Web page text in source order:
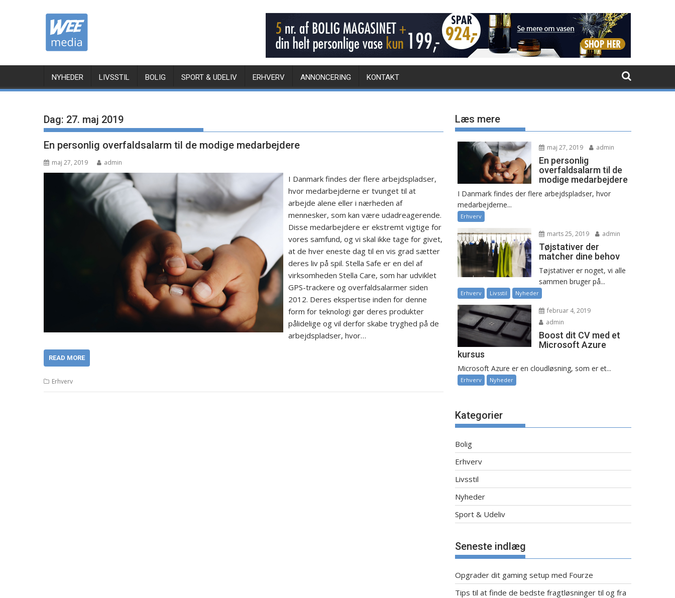
NYHEDER LIVSSTIL BOLIG SPORT & UDELIV ERHVERV ANNONCERING KONTAKT
Dag: 27. maj 2019
En personlig overfaldsalarm til de modige medarbejdere
maj 27, 2019 admin
I Danmark findes der flere arbejdspladser,
hvor medarbejderne er tvunget til at
arbejde alene eller i nærheden af
mennesker, som kan være udadreagerende.
Disse medarbejdere er ekstremt vigtige for
vores samfund, og vi skal ikke tage for givet,
at de hver eneste dag til en vis grad sætter
deres liv på spil. Stella Safe er en del af
virksomheden Stella Care, som har udviklet
GPS-trackere og overfaldsalarmer siden
2012. Deres ekspertise inden for denne
form for teknologi gør deres produkter
pålidelige og vil derfor skabe tryghed på de
arbejdspladser, hvor…
READ MORE
Erhverv
Læs mere
maj 27, 2019 admin
En personlig
overfaldsalarm til de
modige medarbejdere
I Danmark findes der flere arbejdspladser, hvor
medarbejderne...
Erhverv
marts 25, 2019 admin
Tøjstativer der
matcher dine behov
Tøjstativer er noget, vi alle
sammen bruger på...
Erhverv Livsstil Nyheder
februar 4, 2019
admin
Boost dit CV med et
Microsoft Azure
kursus
Microsoft Azure er en cloudløsning, som er et...
Erhverv Nyheder
Kategorier
Bolig
Erhverv
Livsstil
Nyheder
Sport & Udeliv
Seneste indlæg
Opgrader dit gaming setup med Fourze
Tips til at finde de bedste fragtløsninger til og fra